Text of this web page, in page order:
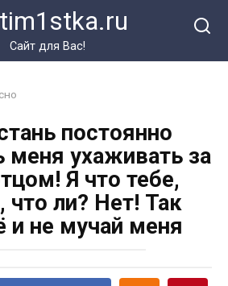
Сайт для Вас!
постоянно
меня ухаживать за
Я что тебе,
что ли? Нет! Так
и не мучай меня